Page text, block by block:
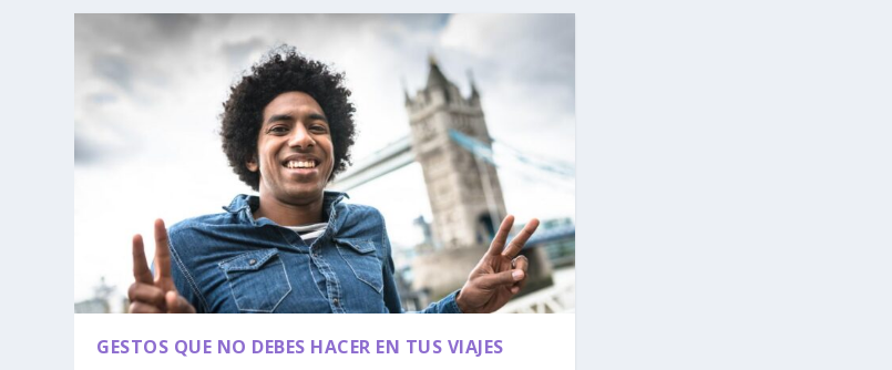
GESTOS QUE NO DEBES HACER EN TUS VIAJES